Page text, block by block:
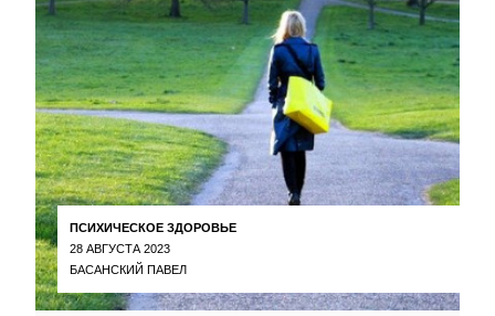
ПСИХИЧЕСКОЕ ЗДОРОВЬЕ
28 АВГУСТА 2023
БАСАНСКИЙ ПАВЕЛ